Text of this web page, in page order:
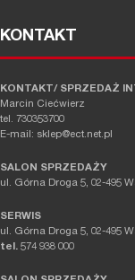
KONTAKT
KONTAKT/ SPRZEDAŻ
Marcin Ciećwierz
tel. 730353700
E-mail: sklep@ect.net.pl
SALON SPRZEDAŻY
ul. Górna Droga 5, 02-495
SERWIS
ul. Górna Droga 5, 02-495
tel. 574 938 000